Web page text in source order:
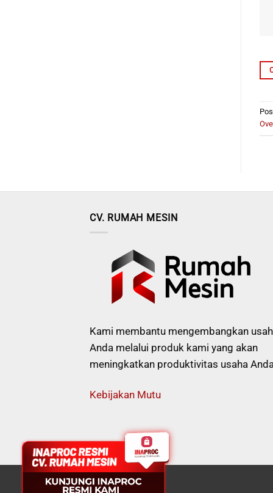
CV. RUMAH MESIN
Kami membantu mengembangkan
Anda melalui produk kami yang akan
meningkatkan produktivitas usaha
Kebijakan Mutu